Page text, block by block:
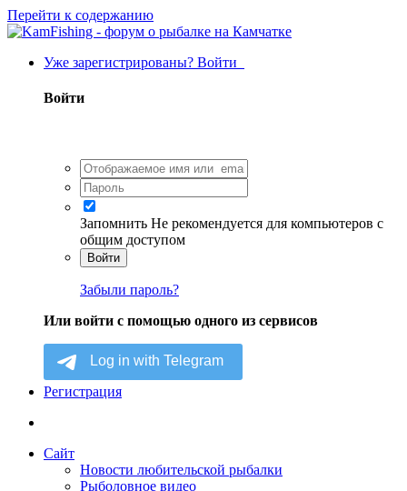
Перейти к содержанию
Уже зарегистрированы? Войти
Войти
Запомнить Не рекомендуется для компьютеров с
общим доступом
Войти
Забыли пароль?
Или войти с помощью одного из сервисов
Регистрация
Сайт
Новости любительской рыбалки
Рыболовное видео